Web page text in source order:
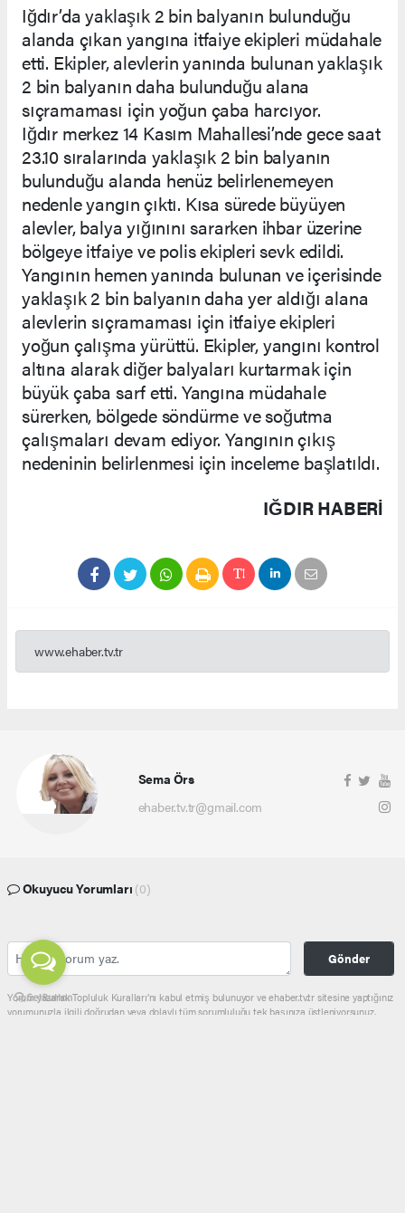
Iğdır’da yaklaşık 2 bin balyanın bulunduğu
alanda çıkan yangına itfaiye ekipleri müdahale
etti. Ekipler, alevlerin yanında bulunan yaklaşık
2 bin balyanın daha bulunduğu alana
sıçramaması için yoğun çaba harcıyor.
Iğdır merkez 14 Kasım Mahallesi’nde gece saat
23.10 sıralarında yaklaşık 2 bin balyanın
bulunduğu alanda henüz belirlenemeyen
nedenle yangın çıktı. Kısa sürede büyüyen
alevler, balya yığınını sararken ihbar üzerine
bölgeye itfaiye ve polis ekipleri sevk edildi.
Yangının hemen yanında bulunan ve içerisinde
yaklaşık 2 bin balyanın daha yer aldığı alana
alevlerin sıçramaması için itfaiye ekipleri
yoğun çalışma yürüttü. Ekipler, yangını kontrol
altına alarak diğer balyaları kurtarmak için
büyük çaba sarf etti. Yangına müdahale
sürerken, bölgede söndürme ve soğutma
çalışmaları devam ediyor. Yangının çıkış
nedeninin belirlenmesi için inceleme başlatıldı.
IĞDIR HABERİ
www.ehaber.tv.tr
Sema Örs
ehaber.tv.tr@gmail.com
Okuyucu Yorumları (0)
Gönder
Yorum yazarak Topluluk Kuralları’nı kabul etmiş bulunuyor ve ehaber.tv.tr sitesine yaptığınız
yorumunuzla ilgili doğrudan veya dolaylı tüm sorumluluğu tek başınıza üstleniyorsunuz.